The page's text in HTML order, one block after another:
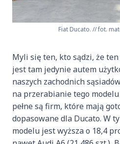
Fiat Ducato. // fot.
Myli się ten, kto sądzi, że
jest tam jedynie autem
naszych zachodnich
na przerabianie tego
pełne są firm, które mają
dopasowane dla Ducato. W
modelu jest wyższa o 18,4